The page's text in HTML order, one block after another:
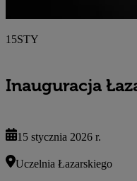
15STY
Inauguracja
15 stycznia 2026 r.
Uczelnia Łazarskiego